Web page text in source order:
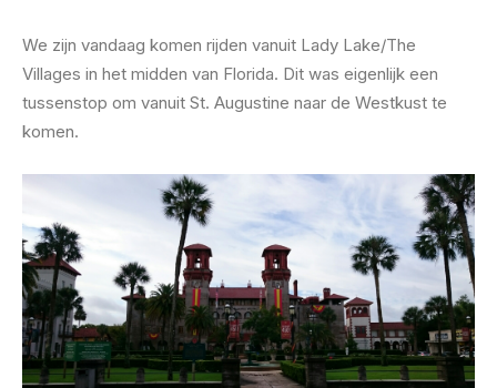
We zijn vandaag komen rijden vanuit Lady Lake/The
Villages in het midden van Florida. Dit was eigenlijk een
tussenstop om vanuit St. Augustine naar de Westkust te
komen.